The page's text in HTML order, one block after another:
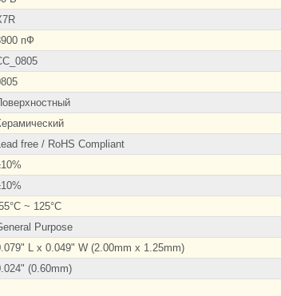
пФ
Lead free / RoHS Compliant
~ 125°C
Purpose
L x 0.049" W (2.00mm x 1.25mm)
(0.60mm)